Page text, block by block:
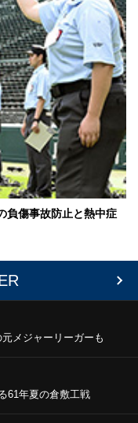
負傷事故防止と熱中症
メジャーリーガーも
61年夏の倉敷工戦